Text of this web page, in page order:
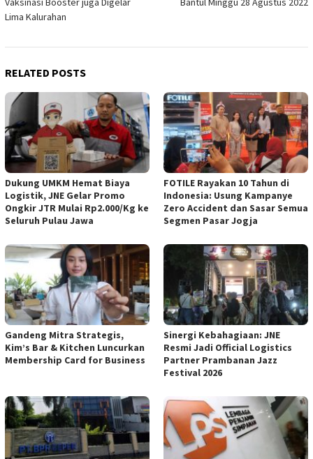
Lima Kalurahan
RELATED POSTS
Dukung UMKM Hemat Biaya
Logistik, JNE Gelar Promo
Ongkir JTR Mulai Rp2.000/Kg ke
Seluruh Pulau Jawa
FOTILE Rayakan 10 Tahun di
Indonesia: Usung Kampanye
Zero Accident dan Sasar Semua
Segmen Pasar Jogja
Gandeng Mitra Strategis,
Kim’s Bar & Kitchen Luncurkan
Membership Card for Business
Sinergi Kebahagiaan: JNE
Resmi Jadi Official Logistics
Partner Prambanan Jazz
Festival 2026